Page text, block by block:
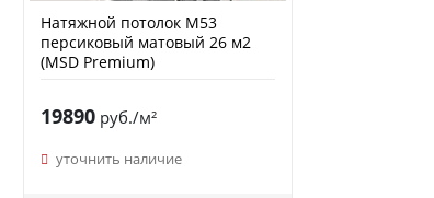
Натяжной потолок M53
персиковый матовый 26 м2
(MSD Premium)
19890руб./м²
уточнить наличие